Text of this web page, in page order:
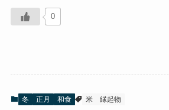
0
冬 正月 和食 米 縁起物